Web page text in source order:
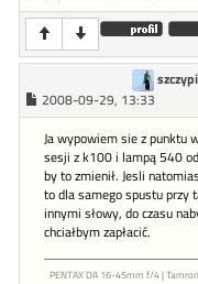
2008-09-29, 13:33
Ja wypowiem sie z punktu
sesji z k100 i lampą 540
by to zmienił. Jesli
to dla samego spustu przy
innymi słowy, do czasu
chciałbym zapłacić.
PENTAX DA 16-45mm f/4 |